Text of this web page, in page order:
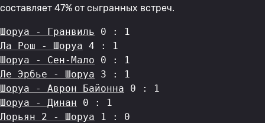
составляет 47% от сыгранных встреч.
Шоруа - Гранвиль 0 : 1
Ла Рош - Шоруа 4 : 1
Шоруа - Сен-Мало 0 : 1
Ле Эрбье - Шоруа 3 : 1
Шоруа - Аврон Байонна 0 : 1
Шоруа - Динан 0 : 1
Лорьян 2 - Шоруа 1 : 0